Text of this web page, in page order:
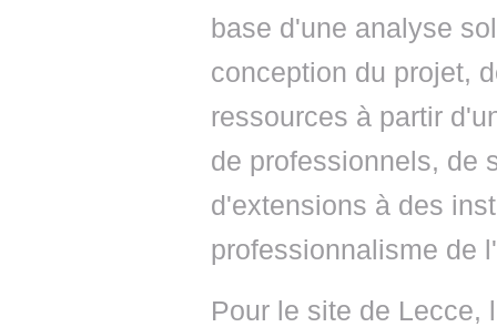
base d'une analyse
conception du projet,
ressources à partir
de professionnels, de
d'extensions à des
professionnalisme de
Pour le site de Lecce,